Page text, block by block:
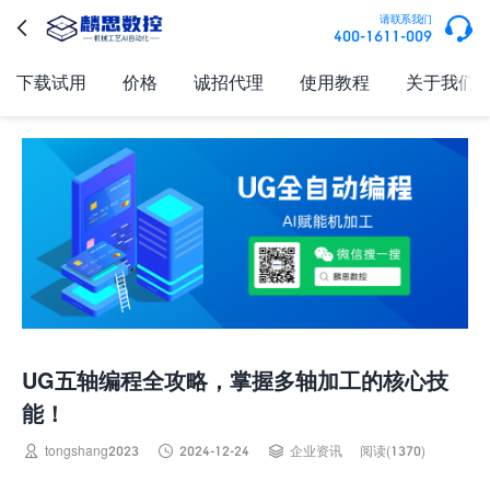
 请联系我们
400-1611-009 
下载试用 价格 诚招代理 使用教程 关于我们
UG五轴编程全攻略，掌握多轴加工的核心技
能！
 tongshang2023  2024-12-24  企业资讯 阅读(1370)